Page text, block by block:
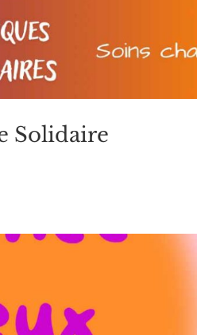
Solidaire